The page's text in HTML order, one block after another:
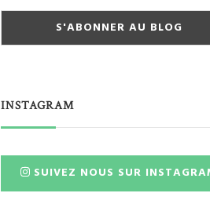
INSTAGRAM
SUIVEZ NOUS SUR